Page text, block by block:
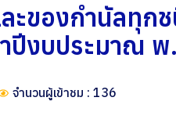
ะของกำนัลทุก
ปีงบประมาณ
จำนวนผู้เข้าชม : 136